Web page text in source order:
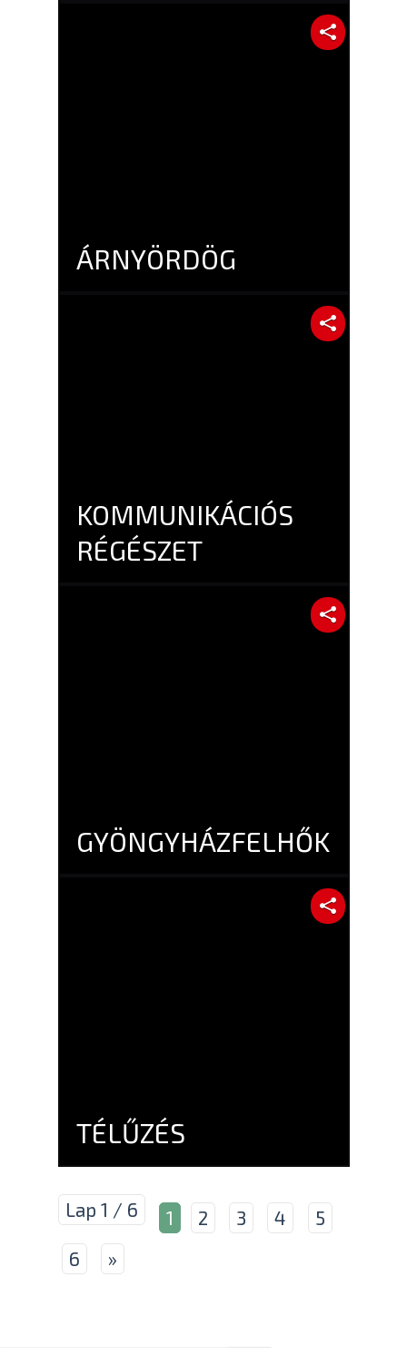
ÁRNYÖRDÖG
KOMMUNIKÁCIÓS
RÉGÉSZET
GYÖNGYHÁZFELHŐK
TÉLŰZÉS
Lap 1 / 6 1 2 3 4
5
6
»